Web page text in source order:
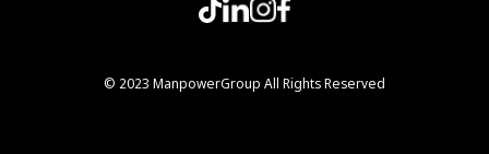
© 2023 ManpowerGroup All Rights Reserved